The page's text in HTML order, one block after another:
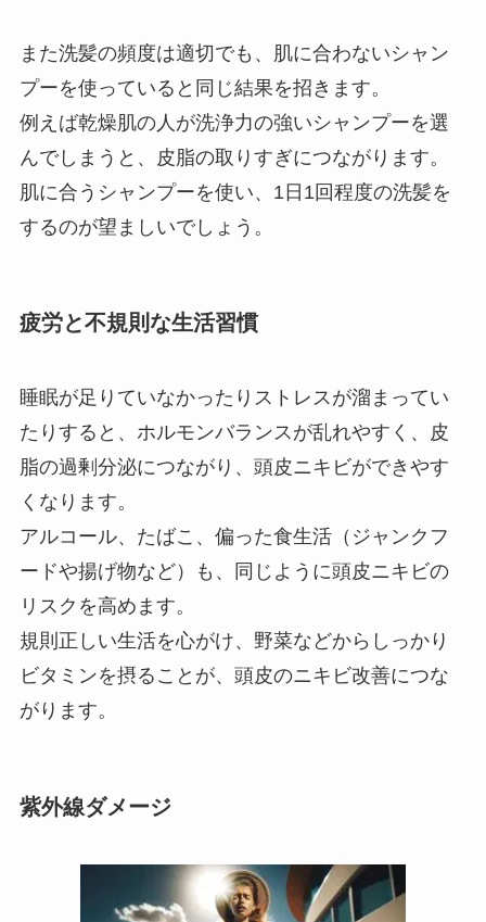
また洗髪の頻度は適切でも、肌に合わないシャン
プーを使っていると同じ結果を招きます。
例えば乾燥肌の人が洗浄力の強いシャンプーを選
んでしまうと、皮脂の取りすぎにつながります。
肌に合うシャンプーを使い、1日1回程度の洗髪を
するのが望ましいでしょう。
疲労と不規則な生活習慣
睡眠が足りていなかったりストレスが溜まってい
たりすると、ホルモンバランスが乱れやすく、皮
脂の過剰分泌につながり、頭皮ニキビができやす
くなります。
アルコール、たばこ、偏った食生活（ジャンクフ
ードや揚げ物など）も、同じように頭皮ニキビの
リスクを高めます。
規則正しい生活を心がけ、野菜などからしっかり
ビタミンを摂ることが、頭皮のニキビ改善につな
がります。
紫外線ダメージ